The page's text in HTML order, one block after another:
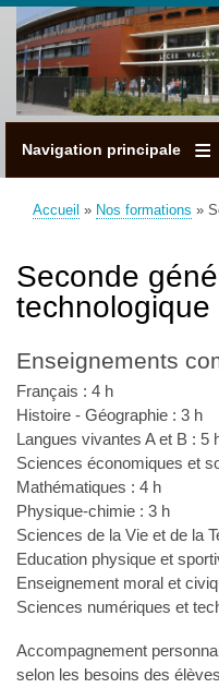
Navigation principale
Accueil Nos formations
Seconde
technologique
Enseignements
Français : 4 h
Histoire - Géographie : 3 h
Langues vivantes A et B : 5
Sciences économiques et
Mathématiques : 4 h
Physique-chimie : 3 h
Sciences de la Vie et de la
Education physique et
Enseignement moral et
Sciences numériques et
Accompagnement
selon les besoins des